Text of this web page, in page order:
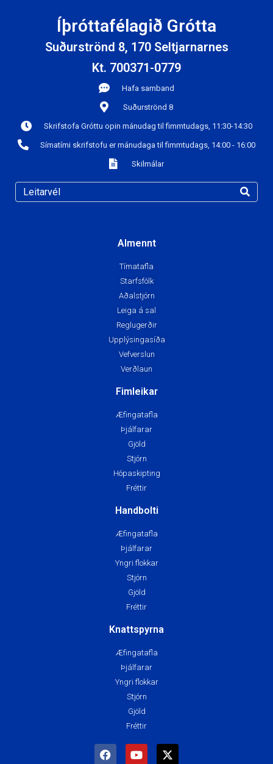
Íþróttafélagið Grótta
Suðurströnd 8, 170 Seltjarnarnes
Kt. 700371-0779
Hafa samband
Suðurströnd 8
Skrifstofa Gróttu opin mánudag til fimmtudags, 11:30-14:30
Símatími skrifstofu er mánudaga til fimmtudags, 14:00 - 16:00
Skilmálar
Almennt
Tímatafla
Starfsfólk
Aðalstjórn
Leiga á sal
Reglugerðir
Upplýsingasíða
Vefverslun
Verðlaun
Fimleikar
Æfingatafla
Þjálfarar
Gjöld
Stjórn
Hópaskipting
Fréttir
Handbolti
Æfingatafla
Þjálfarar
Yngri flokkar
Stjórn
Gjöld
Fréttir
Knattspyrna
Æfingatafla
Þjálfarar
Yngri flokkar
Stjórn
Gjöld
Fréttir